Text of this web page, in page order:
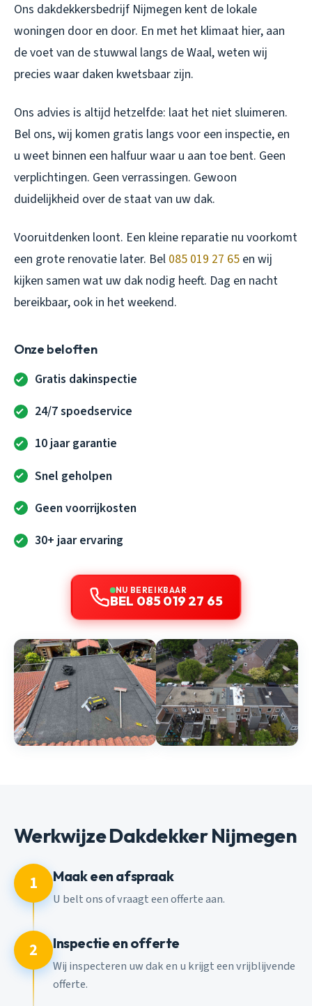
Ons dakdekkersbedrijf Nijmegen kent de lokale
woningen door en door. En met het klimaat hier, aan
de voet van de stuwwal langs de Waal, weten wij
precies waar daken kwetsbaar zijn.
Ons advies is altijd hetzelfde: laat het niet sluimeren.
Bel ons, wij komen gratis langs voor een inspectie, en
u weet binnen een halfuur waar u aan toe bent. Geen
verplichtingen. Geen verrassingen. Gewoon
duidelijkheid over de staat van uw dak.
Vooruitdenken loont. Een kleine reparatie nu voorkomt
een grote renovatie later. Bel 085 019 27 65 en wij
kijken samen wat uw dak nodig heeft. Dag en nacht
bereikbaar, ook in het weekend.
Onze beloften
Gratis dakinspectie
24/7 spoedservice
10 jaar garantie
Snel geholpen
Geen voorrijkosten
30+ jaar ervaring
NU BEREIKBAAR
BEL 085 019 27 65
Werkwijze Dakdekker Nijmegen
1 Maak een afspraak
U belt ons of vraagt een offerte aan.
2 Inspectie en offerte
Wij inspecteren uw dak en u krijgt een vrijblijvende
offerte.